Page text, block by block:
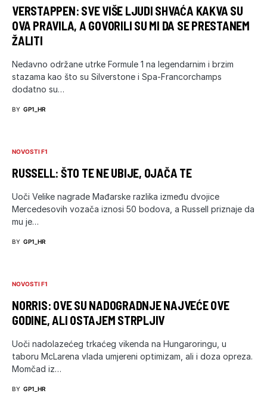
VERSTAPPEN: SVE VIŠE LJUDI SHVAĆA KAKVA SU
OVA PRAVILA, A GOVORILI SU MI DA SE PRESTANEM
ŽALITI
Nedavno održane utrke Formule 1 na legendarnim i brzim
stazama kao što su Silverstone i Spa-Francorchamps
dodatno su…
BY GP1_HR
NOVOSTI F1
RUSSELL: ŠTO TE NE UBIJE, OJAČA TE
Uoči Velike nagrade Mađarske razlika između dvojice
Mercedesovih vozača iznosi 50 bodova, a Russell priznaje da
mu je…
BY GP1_HR
NOVOSTI F1
NORRIS: OVE SU NADOGRADNJE NAJVEĆE OVE
GODINE, ALI OSTAJEM STRPLJIV
Uoči nadolazećeg trkaćeg vikenda na Hungaroringu, u
taboru McLarena vlada umjereni optimizam, ali i doza opreza.
Momčad iz…
BY GP1_HR